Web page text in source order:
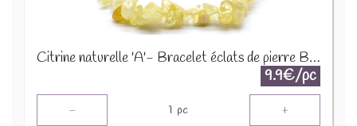
Citrine naturelle 'A'- Bracelet éclats de pierre BRC-CIT
9.9€/pc
- 1 pc +